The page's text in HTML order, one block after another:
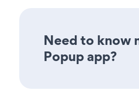
Need to know
Popup app?